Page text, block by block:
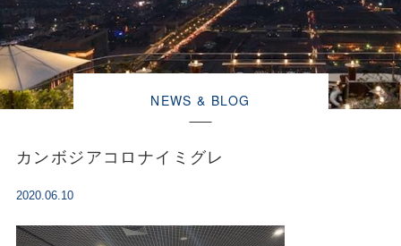
NEWS & BLOG
カンボジアコロナイミグレ
2020.06.10